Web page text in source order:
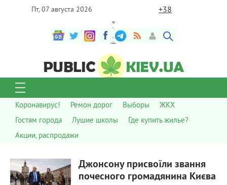
Пт, 07 августа 2026 +38
°
C
Коронавирус! Ремон дорог Выборы
ЖКХ
Гостям города
Лушие школы
Где купить жилье?
Акции, распродажи
Джонсону присвоїли звання
почесного громадянина Києва